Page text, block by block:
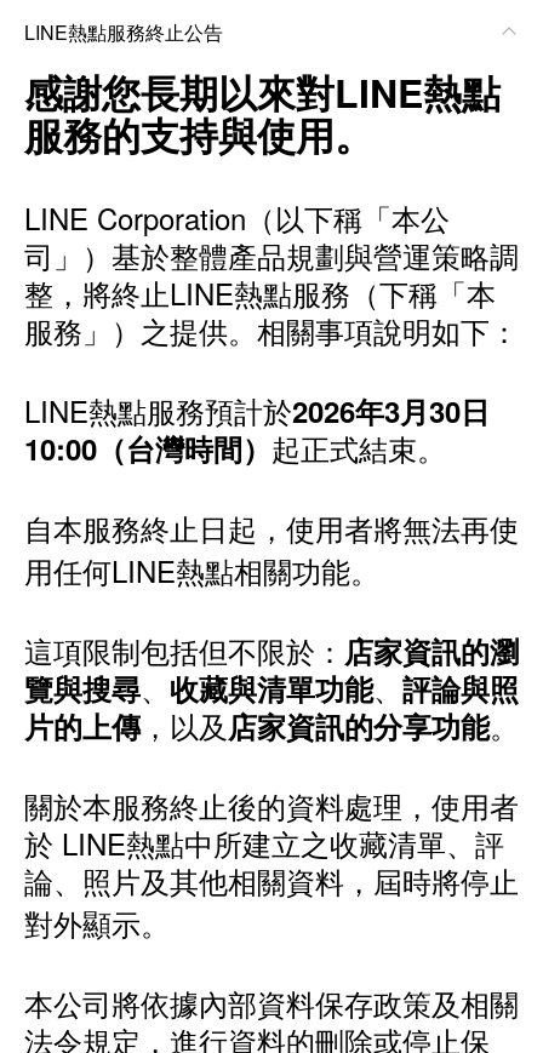
LINE熱點服務終止公告
感謝您長期以來對LINE熱點
服務的支持與使用。
LINE Corporation（以下稱「本公
司」）基於整體產品規劃與營運策略調
整，將終止LINE熱點服務（下稱「本
服務」）之提供。相關事項說明如下：
LINE熱點服務預計於2026年3月30日
10:00（台灣時間） 起正式結束。
自本服務終止日起，使用者將無法再使
用任何LINE熱點相關功能。
這項限制包括但不限於： 店家資訊的瀏
覽與搜尋、 收藏與清單功能、 評論與照
片的上傳，以及店家資訊的分享功能。
關於本服務終止後的資料處理，使用者
於 LINE熱點中所建立之收藏清單、評
論、照片及其他相關資料，屆時將停止
對外顯示。
本公司將依據內部資料保存政策及相關
法令規定，進行資料的刪除或停止保